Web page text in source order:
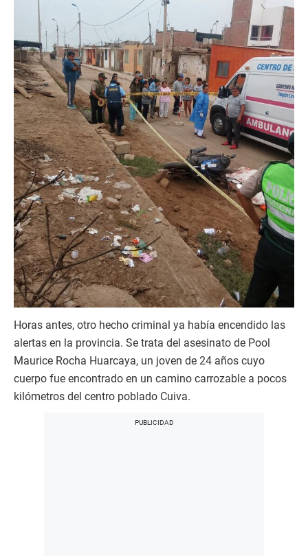
Horas antes, otro hecho criminal ya había encendido las
alertas en la provincia. Se trata del asesinato de Pool
Maurice Rocha Huarcaya, un joven de 24 años cuyo
cuerpo fue encontrado en un camino carrozable a pocos
kilómetros del centro poblado Cuiva.